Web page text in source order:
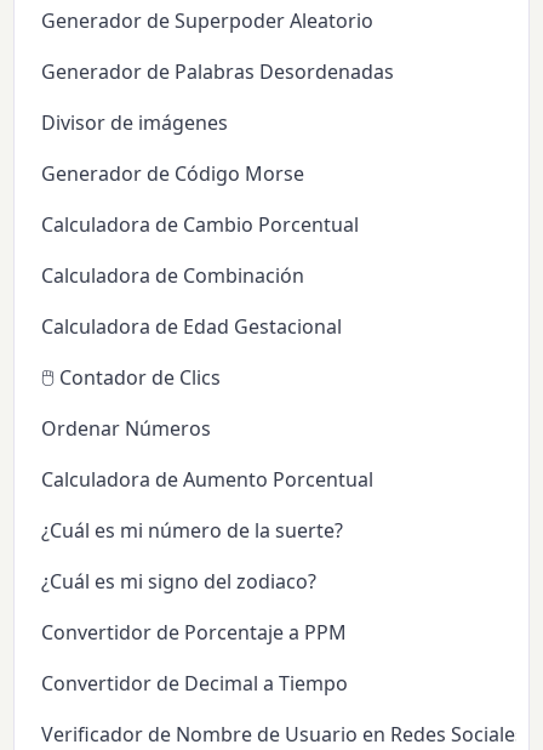
Generador de Superpoder Aleatorio
Generador de Palabras Desordenadas
Divisor de imágenes
Generador de Código Morse
Calculadora de Cambio Porcentual
Calculadora de Combinación
Calculadora de Edad Gestacional
🖱️ Contador de Clics
Ordenar Números
Calculadora de Aumento Porcentual
¿Cuál es mi número de la suerte?
¿Cuál es mi signo del zodiaco?
Convertidor de Porcentaje a PPM
Convertidor de Decimal a Tiempo
Verificador de Nombre de Usuario en Redes Sociales